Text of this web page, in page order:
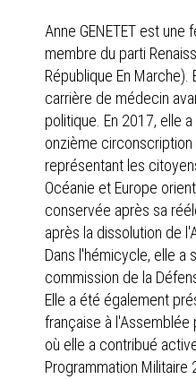
Anne GENETET est
membre du parti
République En
carrière de médecin
politique. En 2017, elle
onzième circonscription
représentant les
Océanie et Europe
conservée après sa
après la dissolution de
Dans l'hémicycle, elle a
commission de la
Elle a été également
française à l'Assemblée
où elle a contribué
Programmation Militaire